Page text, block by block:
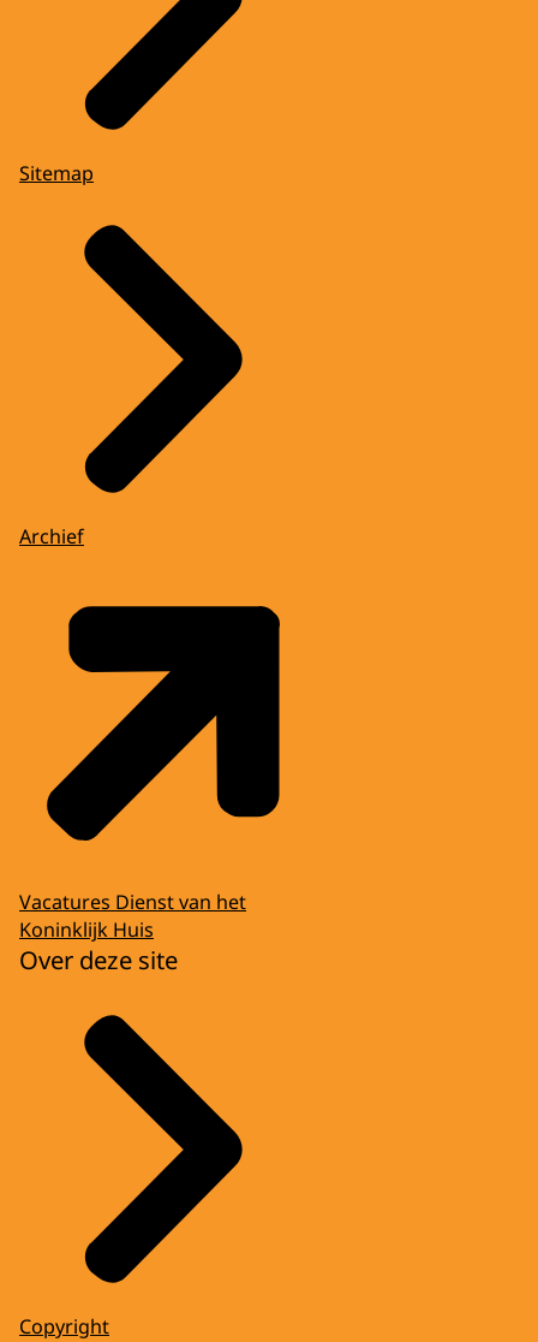
Sitemap
Archief
Vacatures Dienst van het
Koninklijk Huis
Over deze site
Copyright